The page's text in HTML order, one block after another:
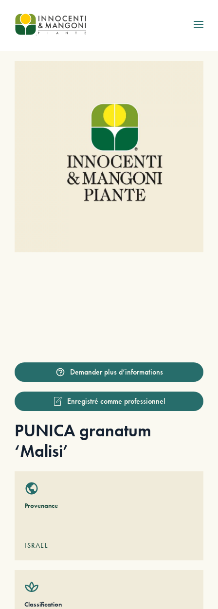
Skip to main content
Demander plus d’informations
Enregistré comme professionnel
PUNICA granatum
‘Malisi’
Provenance
ISRAEL
Classification